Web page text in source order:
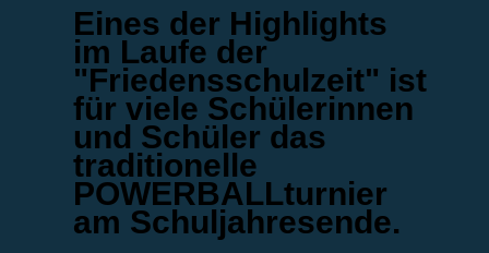
Eines der Highlights
im Laufe der
"Friedensschulzeit" ist
für viele Schülerinnen
und Schüler das
traditionelle
POWERBALLturnier
am Schuljahresende.